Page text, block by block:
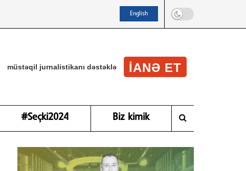
English
müstəqil jurnalistikanı dəstəklə IANƏ ET
#Seçki2024 Biz kimik